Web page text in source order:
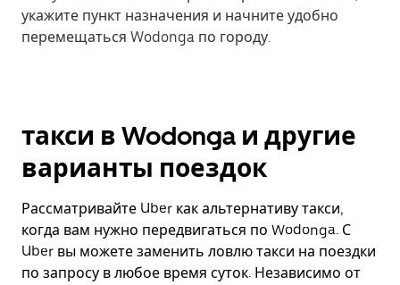
укажите пункт назначения и начните удобно
перемещаться Wodonga по городу.
такси в Wodonga и другие
варианты поездок
Рассматривайте Uber как альтернативу такси,
когда вам нужно передвигаться по Wodonga. С
Uber вы можете заменить ловлю такси на поездки
по запросу в любое время суток. Независимо от